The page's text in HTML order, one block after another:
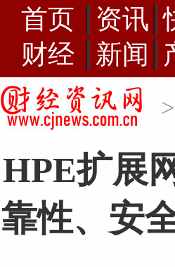
首页 资讯
财经
新闻
>
HPE扩展
靠性、安